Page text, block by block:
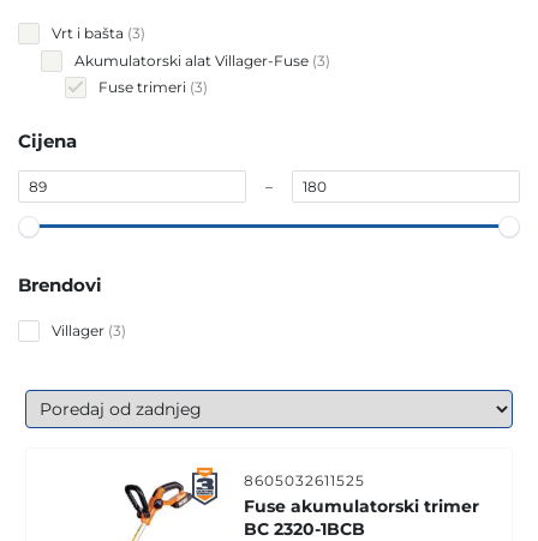
Vrt i bašta 33
Akumulatorski alat Villager-Fuse 33
Fuse trimeri 33
Cijena
–
Brendovi
Villager 33
8605032611525
Fuse akumulatorski trimer
BC 2320-1BCB